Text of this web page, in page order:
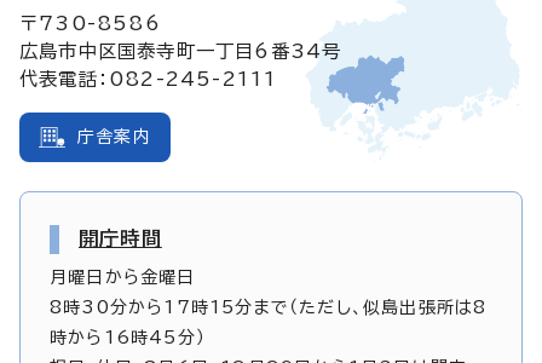
〒730-8586
広島市中区国泰寺町一丁目6番34号
代表電話：082-245-2111
庁舎案内
開庁時間
月曜日から金曜日
8時30分から17時15分まで（ただし、似島出張所は8
時から16時45分）